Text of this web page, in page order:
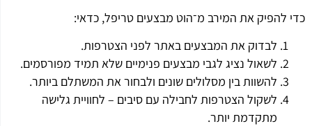
כדי להפיק את המירב מ־הוט מבצעים טריפל, כדאי:
לבדוק את המבצעים באתר לפני הצטרפות.
לשאול נציג לגבי מבצעים פנימיים שלא תמיד מפורסמים.
להשוות בין מסלולים שונים ולבחור את המשתלם ביותר.
לשקול הצטרפות לחבילה עם סיבים – לחוויית גלישה
מתקדמת יותר.